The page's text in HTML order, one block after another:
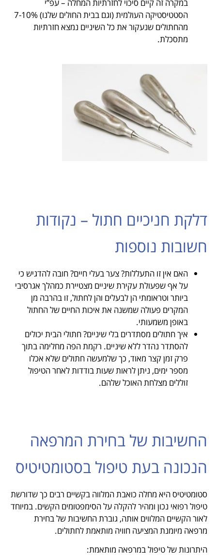
במקרה זה קיים סיכוי לחזרתיות המחלה – עפ”י
הסטטיסטיקה העולמית (וגם בבית החולים שלנו) 7-10%
מהחתולים שנעקור את כל השיניים נמצא חזרתיות
מתסכלת.
דלקת חניכיים חתול – נקודות
חשובות נוספות
האם אין זו התעללות? צער בעלי חיים? חובה להדגיש כי
על אף שפעולת עקירת שיניים מצטיירת כמהלך אגרסיבי
ביותר וטראומתי הן לבעלים והן לחתול, זו בהרבה מן
המקרים פעולה שמשנה את איכות החיים של החתול
באופן משמעותי.
איך חתולים מסתדרים בלי שיניים? חתולי הבית יכולים
להסתדר נהדר ללא שיניים. רקמת הפה מחלימה בתוך
פרק זמן קצר מאוד, כך שלמעשה חתולים שלא אכלו
מספר ימים, ניתן לראות שעות בודדות לאחר הטיפול
זוללים מצלחת האוכל שלהם.
החשיבות של בחירת המרפאה
הנכונה בעת טיפול בסטומטיטיס
סטומטיטיס היא מחלה כואבת המלווה בקשיים רבים כך שדורשת
טיפול רפואי נכון ומהיר להקלה על הסימפטומים הקשים. במיוחד
לאור הקשיים המלווים אותה, גוברת החשיבות של בחירת
מרפאה מיומנת המציעה חוויה מותאמת לחתולים.
היתרונות של טיפול במרפאה מותאמת: